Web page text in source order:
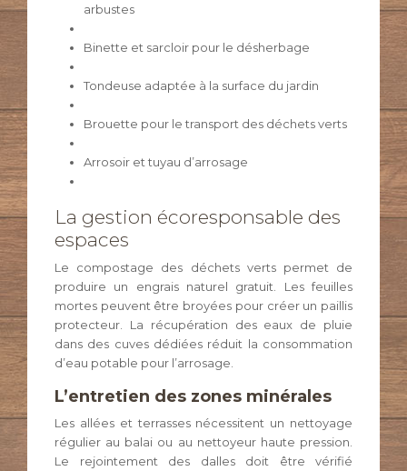
arbustes
Binette et sarcloir pour le désherbage
Tondeuse adaptée à la surface du jardin
Brouette pour le transport des déchets verts
Arrosoir et tuyau d’arrosage
La gestion écoresponsable des
espaces
Le compostage des déchets verts permet de
produire un engrais naturel gratuit. Les feuilles
mortes peuvent être broyées pour créer un paillis
protecteur. La récupération des eaux de pluie
dans des cuves dédiées réduit la consommation
d’eau potable pour l’arrosage.
L’entretien des zones minérales
Les allées et terrasses nécessitent un nettoyage
régulier au balai ou au nettoyeur haute pression.
Le rejointement des dalles doit être vérifié